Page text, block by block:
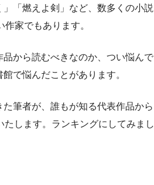
「燃えよ剣」など、数多くの小説
家でもあります。
から読むべきなのか、つい悩んで
で悩んだことがあります。
筆者が、誰もが知る代表作品から
します。ランキングにしてみまし